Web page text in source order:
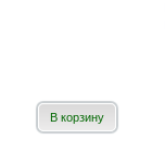
В корзину